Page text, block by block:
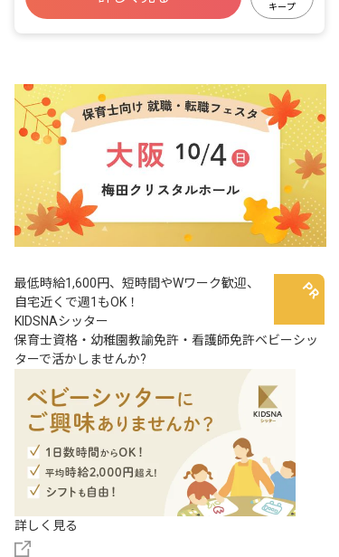
キープ
最低時給1,600円、短時間やWワーク歓迎、
自宅近くで週1もOK！
KIDSNAシッター
保育士資格・幼稚園教諭免許・看護師免許ベビーシッ
ターで活かしませんか?
詳しく見る